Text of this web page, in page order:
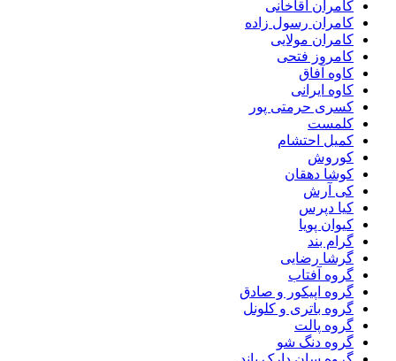
کامران آقاخانی
کامران رسول زاده
کامران مولایی
کامروز فتحی
کاوه آفاق
کاوه ایرانی
کسری حرمتی پور
کلمست
کمیل احتشام
کوروش
کوشا دهقان
کی آرش
کیا دپرس
کیوان پویا
گرام بند
گرشا رضایی
گروه آفتاب
گروه اپیکور و صادق
گروه باتری و کلونل
گروه پالت
گروه دنگ شو